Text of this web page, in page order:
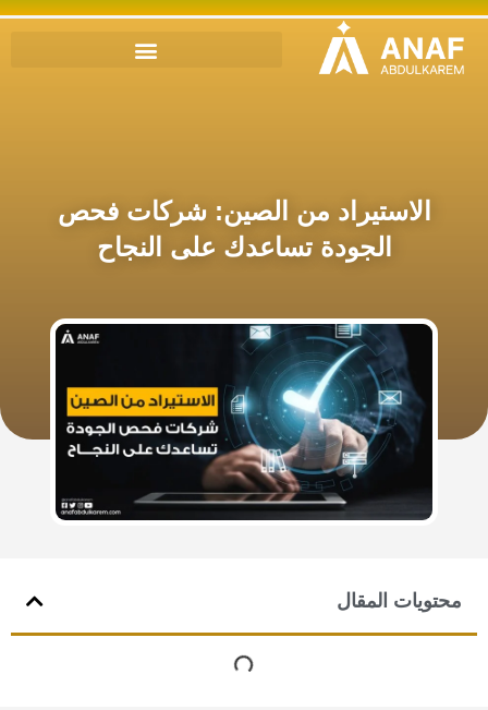
الاستيراد من الصين: شركات فحص
الجودة تساعدك على النجاح
محتويات المقال